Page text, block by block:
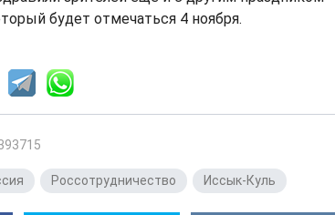
будет отмечаться 4 ноября.
Россотрудничество Иссык-Куль